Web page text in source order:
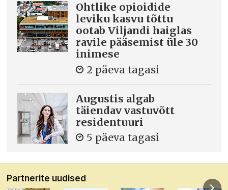
Ohtlike opioidide
leviku kasvu tõttu
ootab Viljandi haiglas
ravile pääsemist üle 30
inimese
2 päeva tagasi
Augustis algab
täiendav vastuvõtt
residentuuri
5 päeva tagasi
Partnerite uudised